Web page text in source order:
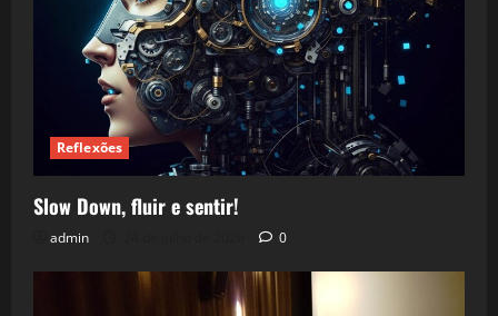
Reflexões
Slow Down, fluir e sentir!
admin 0